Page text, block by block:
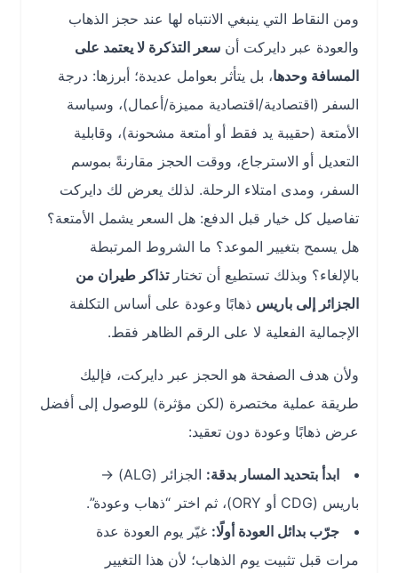
ومن النقاط التي ينبغي الانتباه لها عند حجز الذهاب
والعودة عبر دايركت أنسعر التذكرة لا يعتمد على
المسافة وحدها ، بل يتأثر بعوامل عديدة؛ أبرزها: درجة
السفر (اقتصادية/اقتصادية مميزة/أعمال)، وسياسة
الأمتعة (حقيبة يد فقط أو أمتعة مشحونة)، وقابلية
التعديل أو الاسترجاع، ووقت الحجز مقارنةً بموسم
السفر، ومدى امتلاء الرحلة. لذلك يعرض لك دايركت
تفاصيل كل خيار قبل الدفع: هل السعر يشمل الأمتعة؟
هل يسمح بتغيير الموعد؟ ما الشروط المرتبطة
بالإلغاء؟ وبذلك تستطيع أن تختار تذاكر طيران من
الجزائر إلى باريسذهابًا وعودة على أساس التكلفة
الإجمالية الفعلية لا على الرقم الظاهر فقط.
ولأن هدف الصفحة هو الحجز عبر دايركت، فإليك
طريقة عملية مختصرة (لكن مؤثرة) للوصول إلى أفضل
عرض ذهابًا وعودة دون تعقيد:
ابدأ بتحديد المسار بدقة:
الجزائر (ALG) →
باريس (CDG أو ORY)، ثم اختر “ذهاب وعودة”.
جرّب بدائل العودة أولًا:غيّر يوم العودة عدة
مرات قبل تثبيت يوم الذهاب؛ لأن هذا التغيير